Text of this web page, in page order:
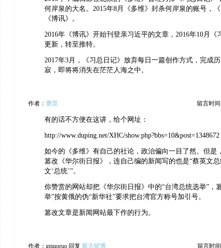
何岸泉的大名。2015年8月《多维》封杀何岸泉的账号，
《博讯》。
2016年《博讯》开始刊登亲习近平的文章，2016年10月《
更新，转至推特。
2017年3月，《习总日记》放弃每日一篇创作方式，完成
寂，即将将消失在茫茫人海之中。
作者： 赛昆 留言时间
有的话不方便在这讲，给个网址：
http://www.duping.net/XHC/show.php?bbs=10&post=1348672
如今的《多维》有自己的社论，政治偏向一目了然。但是
篡改《华尔街日报》，连自己编的新闻写的也是“蔡英文
文‘总统’”。
你赞赏的网站却把《华尔街日报》中的“台湾总统选举”，
举”按黄俄的伪“新华社”要求把台湾官方称号加引号。
篡改文章是新闻网站最下作的行为。
作者：gmuoruo 回复 新天狱博 留言时